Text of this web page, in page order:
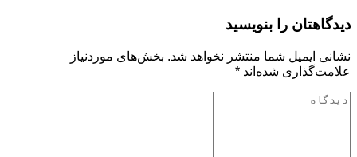
دیدگاهتان را بنویسید
نشانی ایمیل شما منتشر نخواهد شد. بخش‌های موردنیاز
علامت‌گذاری شده‌اند *